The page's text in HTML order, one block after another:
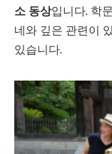
소 동상입니다. 학
네와 깊은 관련이
있습니다.